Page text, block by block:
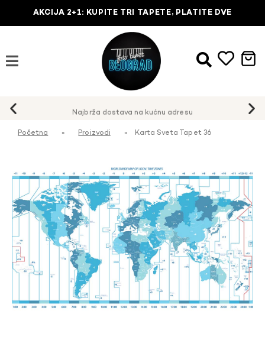
AKCIJA 2+1: KUPITE TRI TAPETE, PLATITE DVE
Najbrža dostava na kućnu adresu
Početna » Proizvodi » Karta Sveta Tapet 36